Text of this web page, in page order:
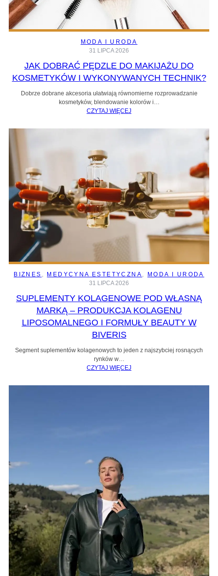
MODA I URODA
31 LIPCA 2026
JAK DOBRAĆ PĘDZLE DO MAKIJAŻU DO
KOSMETYKÓW I WYKONYWANYCH TECHNIK?
Dobrze dobrane akcesoria ułatwiają równomierne rozprowadzanie
kosmetyków, blendowanie kolorów i…
CZYTAJ WIĘCEJ
BIZNES , MEDYCYNA ESTETYCZNA ,
MODA I URODA
31 LIPCA 2026
SUPLEMENTY KOLAGENOWE POD WŁASNĄ
MARKĄ – PRODUKCJA KOLAGENU
LIPOSOMALNEGO I FORMUŁY BEAUTY W
BIVERIS
Segment suplementów kolagenowych to jeden z najszybciej rosnących
rynków w…
CZYTAJ WIĘCEJ